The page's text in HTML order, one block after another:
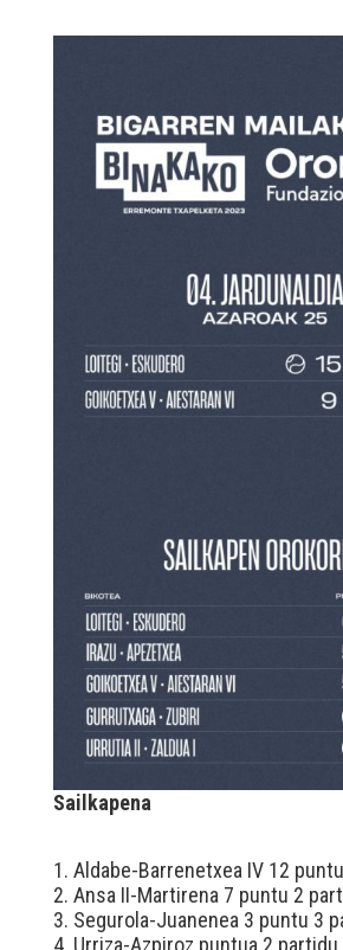
Sailkapena
1. Aldabe-Barrenetxea IV 12
2. Ansa II-Martirena 7 puntu 2
3. Segurola-Juanenea 3 puntu 3
4. Urriza-Azpiroz puntua 2 partidu